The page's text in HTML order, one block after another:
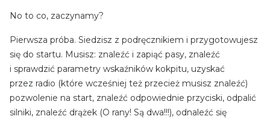
No to co, zaczynamy?
Pierwsza próba. Siedzisz z podręcznikiem i przygotowujesz
się do startu. Musisz: znaleźć i zapiąć pasy, znaleźć
i sprawdzić parametry wskaźników kokpitu, uzyskać
przez radio (które wcześniej też przecież musisz znaleźć)
pozwolenie na start, znaleźć odpowiednie przyciski, odpalić
silniki, znaleźć drążek (O rany! Są dwa!!!), odnaleźć się